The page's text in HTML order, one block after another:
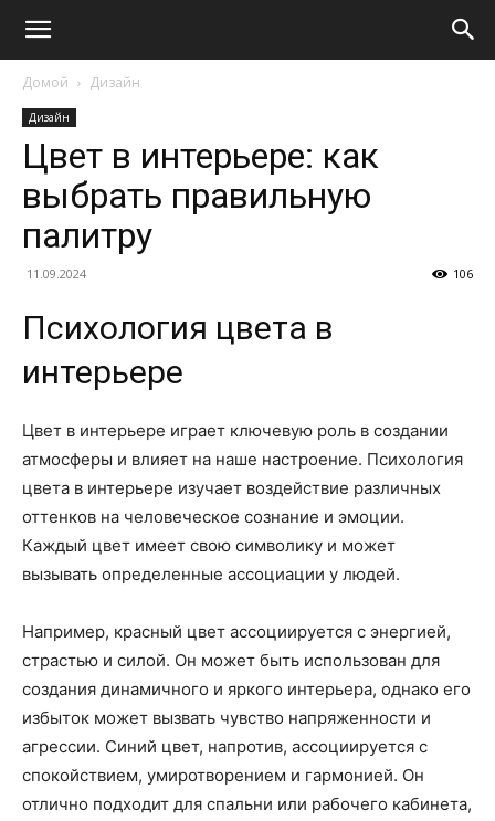
Домой Дизайн
Дизайн
Цвет в интерьере: как
выбрать правильную
палитру
11.09.2024 106
Психология цвета в
интерьере
Цвет в интерьере играет ключевую роль в создании
атмосферы и влияет на наше настроение. Психология
цвета в интерьере изучает воздействие различных
оттенков на человеческое сознание и эмоции.
Каждый цвет имеет свою символику и может
вызывать определенные ассоциации у людей.
Например, красный цвет ассоциируется с энергией,
страстью и силой. Он может быть использован для
создания динамичного и яркого интерьера, однако его
избыток может вызвать чувство напряженности и
агрессии. Синий цвет, напротив, ассоциируется с
спокойствием, умиротворением и гармонией. Он
отлично подходит для спальни или рабочего кабинета,